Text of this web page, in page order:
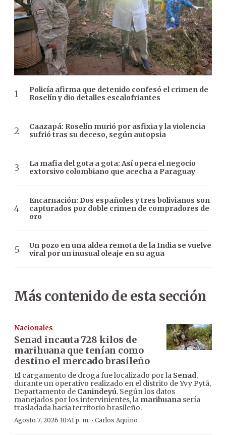
Policía afirma que detenido confesó el crimen de
Roselín y dio detalles escalofriantes
Caazapá: Roselín murió por asfixia y la violencia
sufrió tras su deceso, según autopsia
La mafia del gota a gota: Así opera el negocio
extorsivo colombiano que acecha a Paraguay
Encarnación: Dos españoles y tres bolivianos son
capturados por doble crimen de compradores de
oro
Un pozo en una aldea remota de la India se vuelve
viral por un inusual oleaje en su agua
Más contenido de esta sección
Nacionales
Senad incauta 728 kilos de
marihuana que tenían como
destino el mercado brasileño
El cargamento de droga fue localizado por la Senad,
durante un operativo realizado en el distrito de Yvy Pytã,
Departamento de Canindeyú. Según los datos
manejados por los intervinientes, la marihuana sería
trasladada hacia territorio brasileño.
Agosto 7, 2026 10:41 p. m. · Carlos Aquino